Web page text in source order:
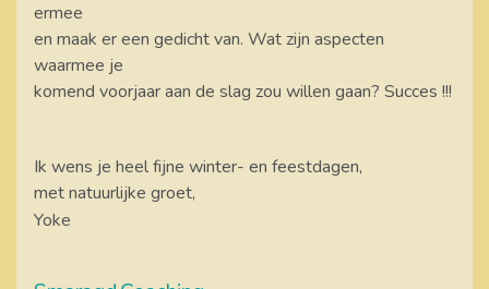
ermee
en maak er een gedicht van. Wat zijn aspecten
waarmee je
komend voorjaar aan de slag zou willen gaan? Succes !!!
Ik wens je heel fijne winter- en feestdagen,
met natuurlijke groet,
Yoke